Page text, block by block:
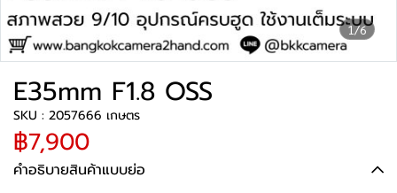
1/6
E35mm F1.8 OSS
SKU : 2057666 เกษตร
฿7,900
คำอธิบายสินค้าแบบย่อ